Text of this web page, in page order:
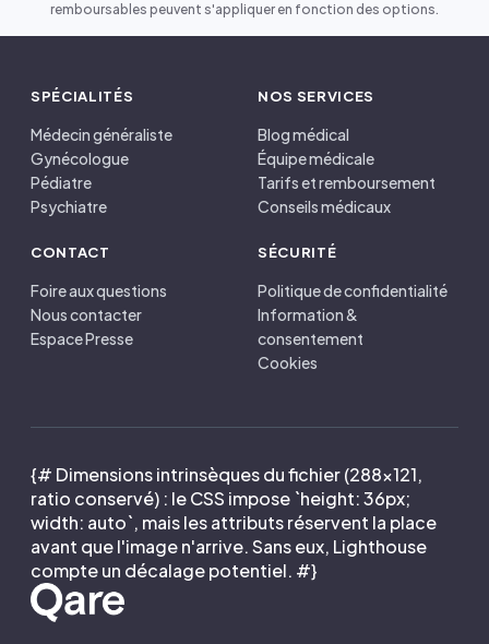
remboursables peuvent s'appliquer en fonction des options.
SPÉCIALITÉS
Médecin généraliste
Gynécologue
Pédiatre
Psychiatre
NOS SERVICES
Blog médical
Équipe médicale
Tarifs et remboursement
Conseils médicaux
CONTACT
Foire aux questions
Nous contacter
Espace Presse
SÉCURITÉ
Politique de confidentialité
Information &
consentement
Cookies
{# Dimensions intrinsèques du fichier (288×121,
ratio conservé) : le CSS impose `height: 36px;
width: auto`, mais les attributs réservent la place
avant que l'image n'arrive. Sans eux, Lighthouse
compte un décalage potentiel. #}